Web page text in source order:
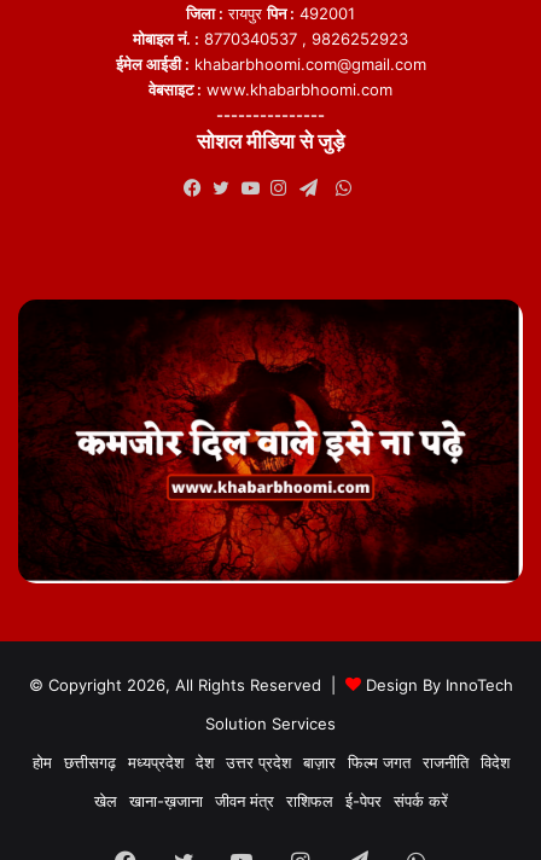
जिला : रायपुरपिन : 492001
मोबाइल नं. : 8770340537 , 9826252923
ईमेल आईडी : khabarbhoomi.com@gmail.com
वेबसाइट : www.khabarbhoomi.com
---------------
सोशल मीडिया से जुड़े
WhatsApp
© Copyright 2026, All Rights Reserved | Design By InnoTech
Solution Services
होम
छत्तीसगढ़ मध्यप्रदेश देश उत्तर प्रदेश बाज़ार फिल्म जगत राजनीति
विदेश
खेल
खाना-ख़जाना जीवन मंत्र राशिफल ई-पेपर संपर्क करें